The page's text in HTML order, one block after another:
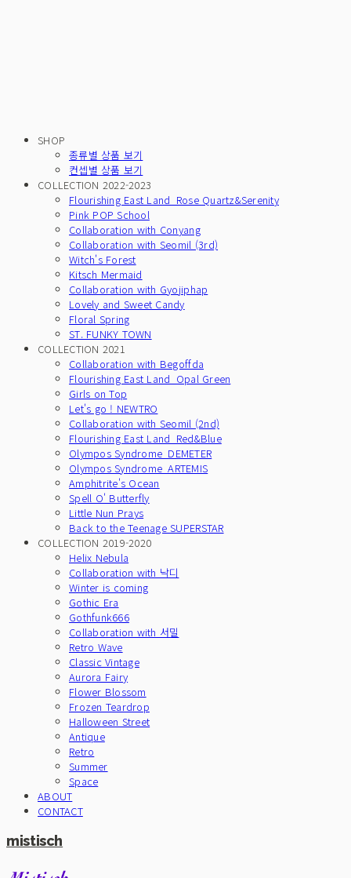
SHOP
종류별 상품 보기
컨셉별 상품 보기
COLLECTION 2022-2023
Flourishing East Land_Rose Quartz&Serenity
Pink POP School
Collaboration with Conyang
Collaboration with Seomil (3rd)
Witch's Forest
Kitsch Mermaid
Collaboration with Gyojiphap
Lovely and Sweet Candy
Floral Spring
ST. FUNKY TOWN
COLLECTION 2021
Collaboration with Begoffda
Flourishing East Land_Opal Green
Girls on Top
Let's go ! NEWTRO
Collaboration with Seomil (2nd)
Flourishing East Land_Red&Blue
Olympos Syndrome_DEMETER
Olympos Syndrome_ARTEMIS
Amphitrite's Ocean
Spell O' Butterfly
Little Nun Prays
Back to the Teenage SUPERSTAR
COLLECTION 2019-2020
Helix Nebula
Collaboration with 낙디
Winter is coming
Gothic Era
Gothfunk666
Collaboration with 서밀
Retro Wave
Classic Vintage
Aurora Fairy
Flower Blossom
Frozen Teardrop
Halloween Street
Antique
Retro
Summer
Space
ABOUT
CONTACT
mistisch